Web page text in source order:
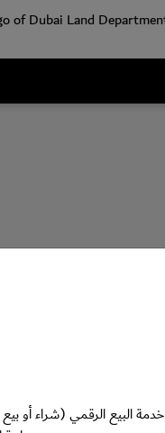
خدمة البيع الرقمي (شراء أو